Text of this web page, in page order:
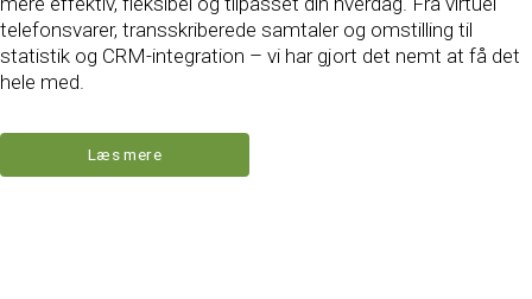
telefonsvarer, transskriberede samtaler og omstilling til
statistik og CRM-integration – vi har gjort det nemt at få det
hele med.
Læs mere